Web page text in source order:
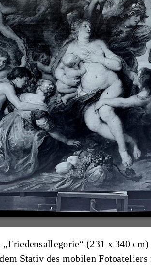
„Friedensallegorie“ (231 x 340
Stativ des mobilen